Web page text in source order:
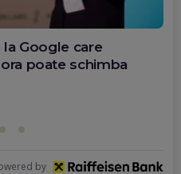
la Google care
poate schimba
by